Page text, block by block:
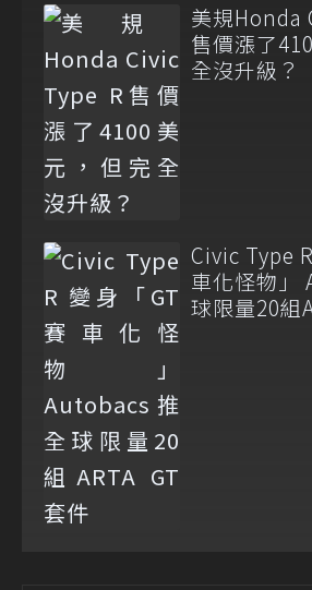
美規Honda
售價漲了
全沒升級？
Civic Type
車化怪物」
球限量20組